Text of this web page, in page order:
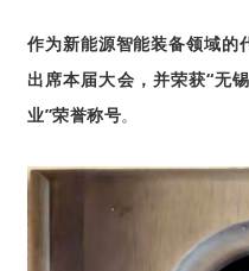
作为新能源智能装备领域的
出席本届大会，并荣获“无
业”荣誉称号。